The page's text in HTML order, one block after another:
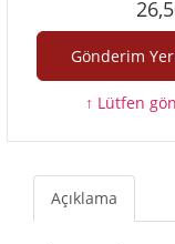
↑ Lütfen
Açıklama